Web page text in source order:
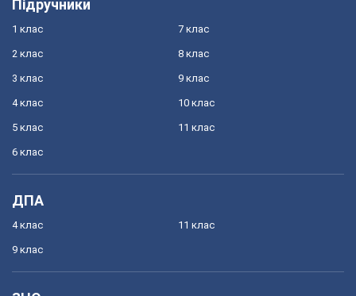
Підручники
1 клас
2 клас
3 клас
4 клас
5 клас
6 клас
7 клас
8 клас
9 клас
10 клас
11 клас
ДПА
4 клас
9 клас
11 клас